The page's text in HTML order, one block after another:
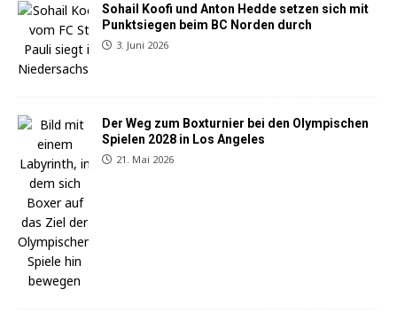
Sohail Koofi und Anton Hedde setzen sich mit
Punktsiegen beim BC Norden durch
3. Juni 2026
Der Weg zum Boxturnier bei den Olympischen
Spielen 2028 in Los Angeles
21. Mai 2026